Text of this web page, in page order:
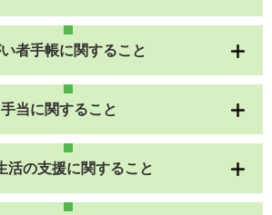
者手帳に関すること
手当に関すること
活の支援に関すること